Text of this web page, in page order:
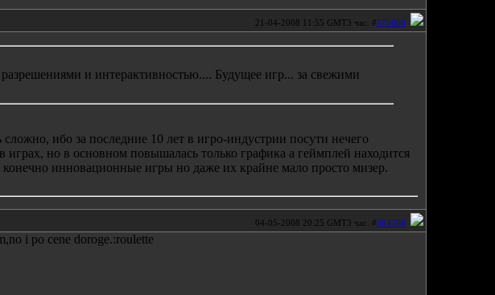
21-04-2008 11:55 GMT3 час. #575000
и интерактивностью.... Будущее игр... за свежими
ибо за последние 10 лет в игро-индустрии посути нечего
играх, но в основном повышалась только графика а геймплей находится
конечно инновационные игры но даже их крайне мало просто мизер.
04-05-2008 20:25 GMT3 час. #584708
i po cene doroge.:roulette